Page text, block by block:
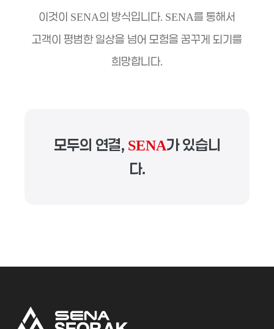
이것이 SENA의 방식입니다. SENA를 통해서
고객이 평범한 일상을 넘어 모험을 꿈꾸게 되기를
희망합니다.
모두의 연결, SENA가 있습니
다.